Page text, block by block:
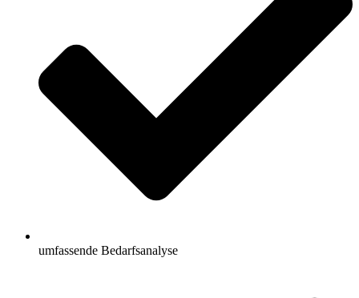
umfassende Bedarfsanalyse